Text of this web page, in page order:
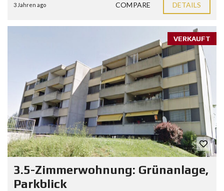
3 Jahren ago COMPARE DETAILS
VERKAUFT
3.5-Zimmerwohnung: Grünanlage,
Parkblick